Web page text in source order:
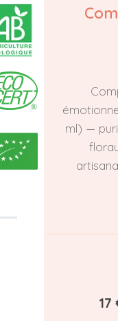
ml) —
17